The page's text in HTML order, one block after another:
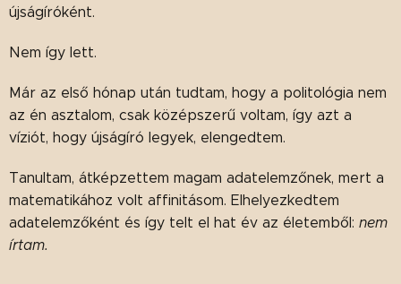
újságíróként.
Nem így lett.
Már az első hónap után tudtam, hogy a politológia nem
az én asztalom, csak középszerű voltam, így azt a
víziót, hogy újságíró legyek, elengedtem.
Tanultam, átképzettem magam adatelemzőnek, mert a
matematikához volt affinitásom. Elhelyezkedtem
adatelemzőként és így telt el hat év az életemből: nem
írtam.